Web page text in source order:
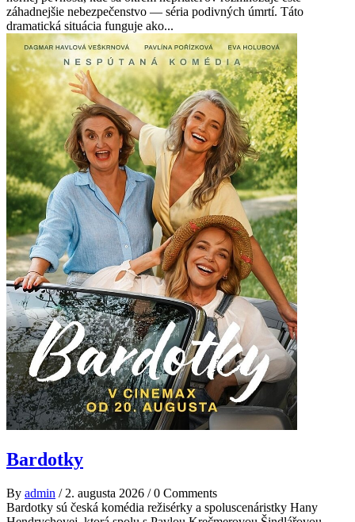
záhadnejšie nebezpečenstvo — séria podivných úmrtí. Táto
dramatická situácia funguje ako...
Bardotky
By admin / 2. augusta 2026 /0 Comments
Bardotky sú česká komédia režisérky a spoluscenáristky Hany